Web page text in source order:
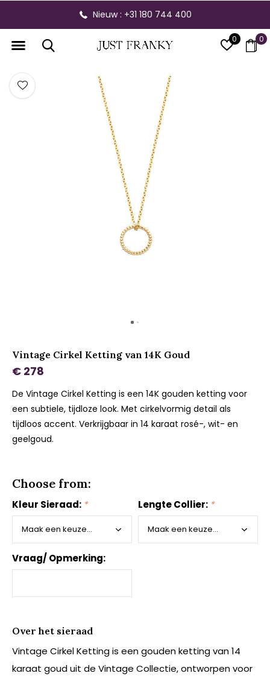
0 0
Nieuw : +31 180 744 400
Vintage Cirkel Ketting van 14K Goud
€ 278
De Vintage Cirkel Ketting is een 14K gouden ketting voor
een subtiele, tijdloze look. Met cirkelvormig detail als
tijdloos accent. Verkrijgbaar in 14 karaat rosé-, wit- en
geelgoud.
Choose from:
Kleur Sieraad: * Lengte Collier: *
Vraag/ Opmerking:
Over het sieraad
Vintage Cirkel Ketting is een gouden ketting van 14
karaat goud uit de Vintage Collectie, ontworpen voor